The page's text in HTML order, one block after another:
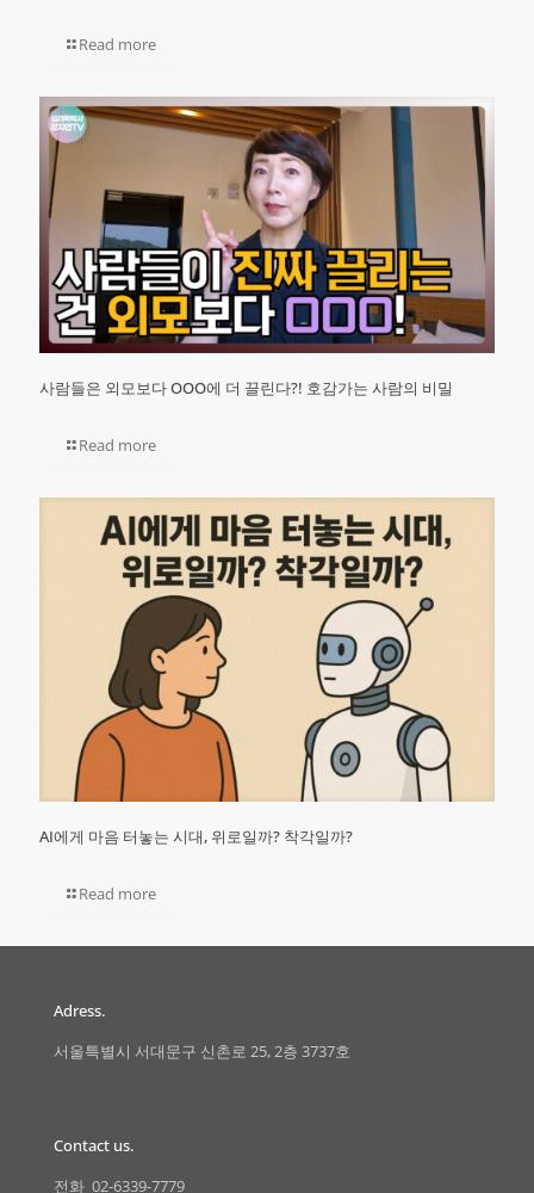
Read more
사람들은 외모보다 OOO에 더 끌린다?! 호감가는 사람의 비밀
Read more
AI에게 마음 터놓는 시대, 위로일까? 착각일까?
Read more
Adress.
서울특별시 서대문구 신촌로 25, 2층 3737호
Contact us.
전화 02-6339-7779